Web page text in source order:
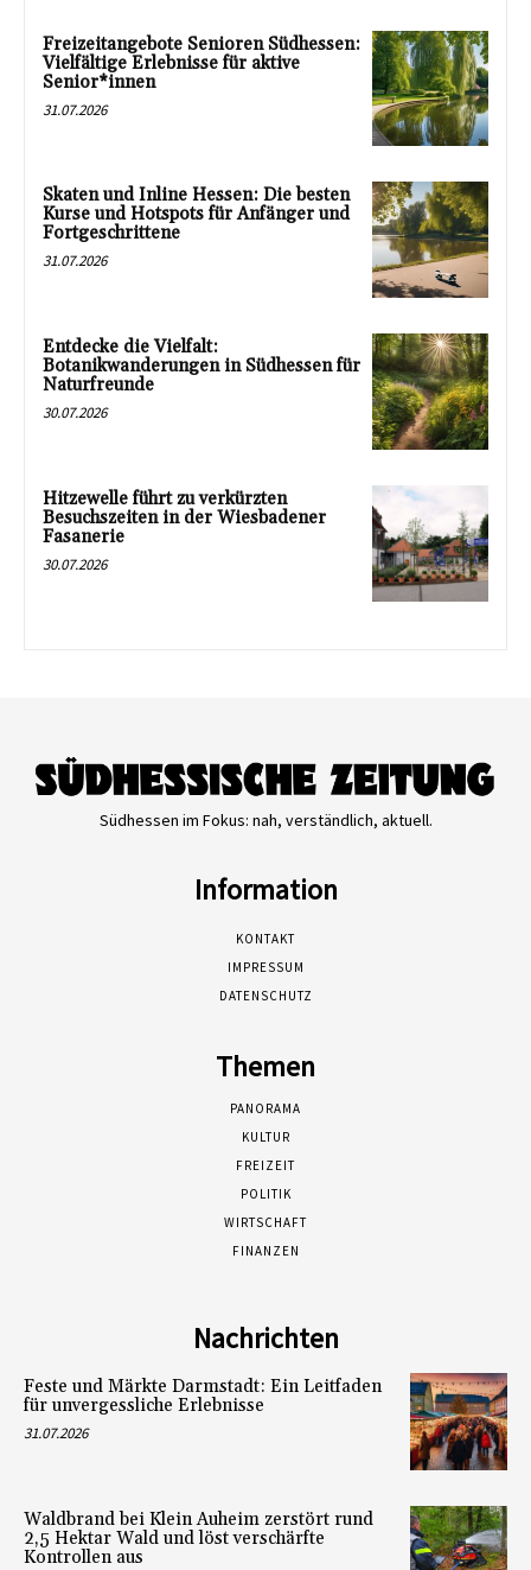
Freizeitangebote Senioren Südhessen:
Vielfältige Erlebnisse für aktive
Senior*innen
31.07.2026
Skaten und Inline Hessen: Die besten
Kurse und Hotspots für Anfänger und
Fortgeschrittene
31.07.2026
Entdecke die Vielfalt:
Botanikwanderungen in Südhessen für
Naturfreunde
30.07.2026
Hitzewelle führt zu verkürzten
Besuchszeiten in der Wiesbadener
Fasanerie
30.07.2026
Südhessen im Fokus: nah, verständlich, aktuell.
Information
KONTAKT
IMPRESSUM
DATENSCHUTZ
Themen
PANORAMA
KULTUR
FREIZEIT
POLITIK
WIRTSCHAFT
FINANZEN
Nachrichten
Feste und Märkte Darmstadt: Ein Leitfaden
für unvergessliche Erlebnisse
31.07.2026
Waldbrand bei Klein Auheim zerstört rund
2,5 Hektar Wald und löst verschärfte
Kontrollen aus